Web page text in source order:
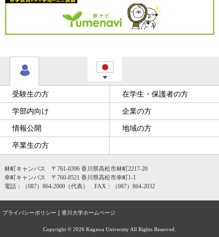
受験生の方 在学生・保護者の方
学部内向け 企業の方
情報公開 地域の方
卒業生の方
林町キャンパス 〒761-0396 香川県高松市林町2217-20
幸町キャンパス 〒760-8521 香川県高松市幸町1-1
電話：（087）864-2000（代表） FAX：（087）864-2032
プライバシーポリシー 香川大学ホームページ
Copyright © 2026 Kagawa University All Rights Reserved.